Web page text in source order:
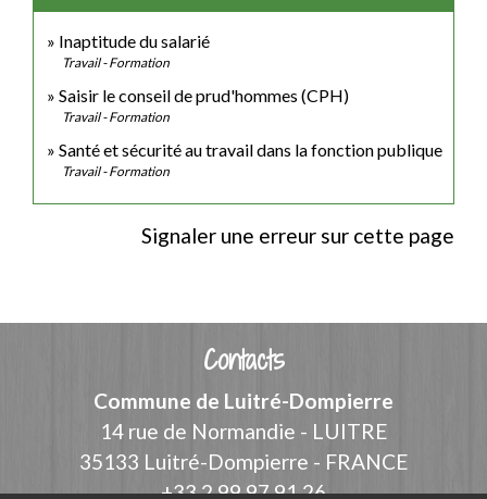
Inaptitude du salarié
Travail - Formation
Saisir le conseil de prud'hommes (CPH)
Travail - Formation
Santé et sécurité au travail dans la fonction publique
Travail - Formation
Signaler une erreur sur cette page
Contacts
Commune de Luitré-Dompierre
14 rue de Normandie - LUITRE
35133 Luitré-Dompierre - FRANCE
+33 2 99 97 91 26